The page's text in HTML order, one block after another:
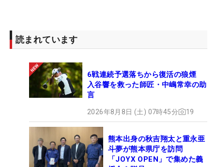
読まれています
6戦連続予選落ちから復活の狼煙
入谷響を救った師匠・中嶋常幸の助
言
2026年8月8日 (土) 07時45分 19
熊本出身の秋吉翔太と重永亜
斗夢が熊本県庁を訪問
「JOYX OPEN」で集めた義